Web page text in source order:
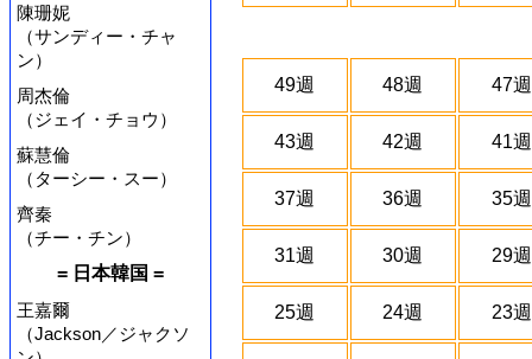
陳珊妮
（サンディー・チャ
ン）
周杰倫
（ジェイ・チョウ）
蘇慧倫
（ターシー・スー）
齊秦
（チー・チン）
= 日本韓国 =
王嘉爾
（Jackson／ジャクソ
49週 48週 47週
43週 42週 41週
37週 36週 35週
31週 30週 29週
25週 24週 23週